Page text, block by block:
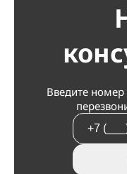
Введите